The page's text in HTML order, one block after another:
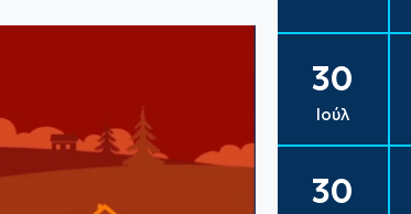
30
Ιούλ
30